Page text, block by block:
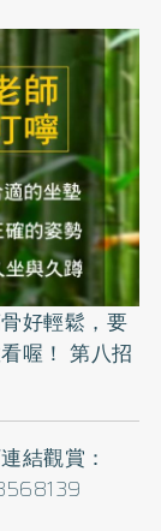
好輕鬆，要
喔！第八招
結觀賞：